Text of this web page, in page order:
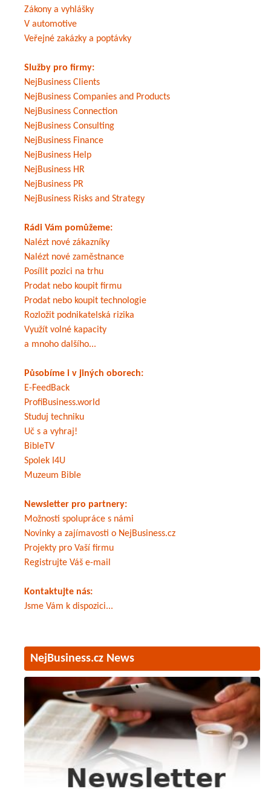
Zákony a vyhlášky
V automotive
Veřejné zakázky a poptávky
Služby pro firmy:
NejBusiness Clients
NejBusiness Companies and Products
NejBusiness Connection
NejBusiness Consulting
NejBusiness Finance
NejBusiness Help
NejBusiness HR
NejBusiness PR
NejBusiness Risks and Strategy
Rádi Vám pomůžeme:
Nalézt nové zákazníky
Nalézt nové zaměstnance
Posílit pozici na trhu
Prodat nebo koupit firmu
Prodat nebo koupit technologie
Rozložit podnikatelská rizika
Využít volné kapacity
a mnoho dalšího...
Působíme i v jiných oborech:
E-FeedBack
ProfiBusiness.world
Studuj techniku
Uč s a vyhraj!
BibleTV
Spolek I4U
Muzeum Bible
Newsletter pro partnery:
Možnosti spolupráce s námi
Novinky a zajímavosti o NejBusiness.cz
Projekty pro Vaší firmu
Registrujte Váš e-mail
Kontaktujte nás:
Jsme Vám k dispozici...
NejBusiness.cz News